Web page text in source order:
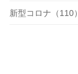
新型コロナ（110）